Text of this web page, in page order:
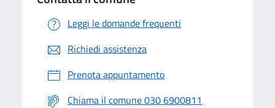
Leggi le domande frequenti
Richiedi assistenza
Prenota appuntamento
Chiama il comune 030 6900811